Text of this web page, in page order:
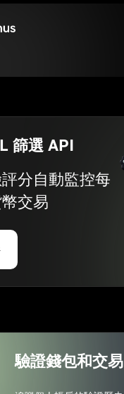
篩選 API
分自動監控每
交易
驗證錢包和交易